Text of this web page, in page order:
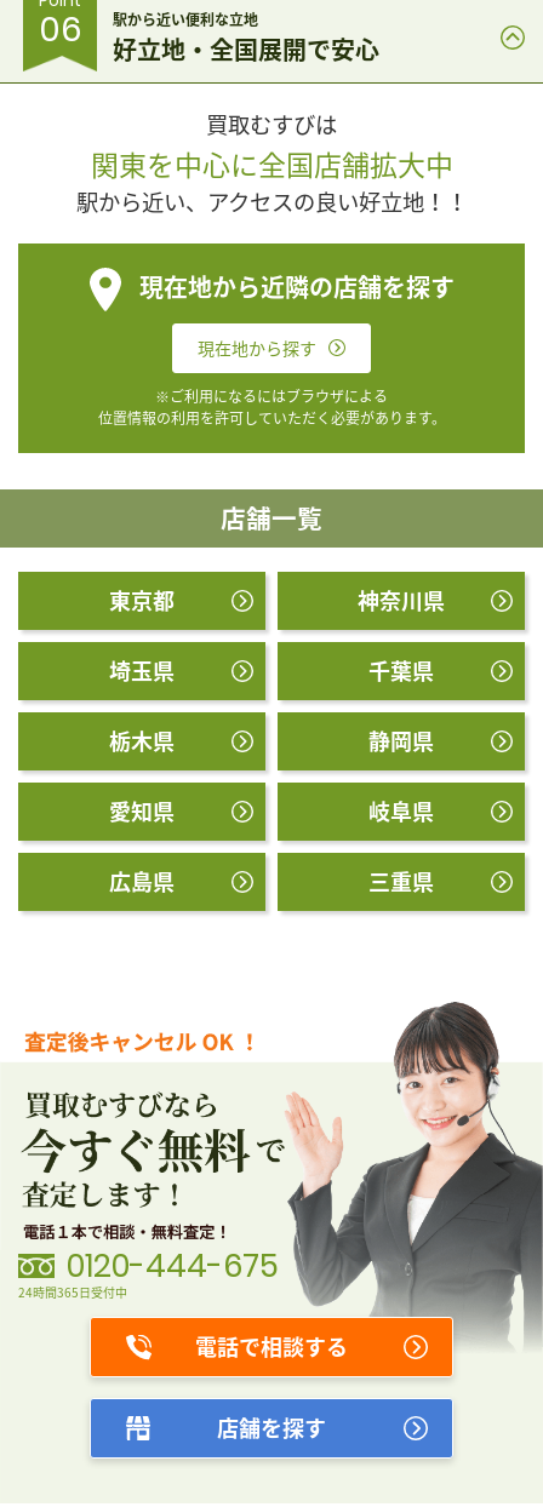
06 駅から近い便利な立地
好立地・全国展開で安心
買取むすびは
関東を中心に全国店舗拡大中
駅から近い、アクセスの良い好立地！！
現在地から近隣の店舗を探す
現在地から探す
※ご利用になるにはブラウザによる
位置情報の利用を許可していただく必要があります。
店舗一覧
東京都 神奈川県
埼玉県 千葉県
栃木県 静岡県
愛知県 岐阜県
広島県 三重県
0120-444-675
24時間365日受付中
電話で相談する
店舗を探す